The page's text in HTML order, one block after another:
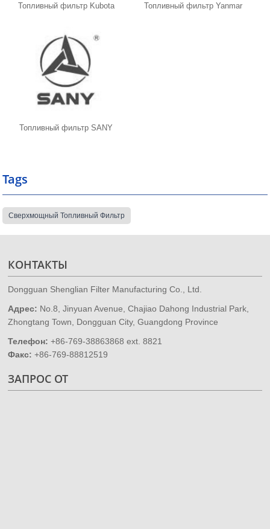
Топливный фильтр Kubota Топливный фильтр Yanmar
Топливный фильтр SANY
Tags
Сверхмощный Топливный Фильтр
КОНТАКТЫ
Dongguan Shenglian Filter Manufacturing Co., Ltd.
Адрес: No.8, Jinyuan Avenue, Chajiao Dahong Industrial Park,
Zhongtang Town, Dongguan City, Guangdong Province
Телефон: +86-769-38863868 ext. 8821
Факс: +86-769-88812519
ЗАПРОС ОТ